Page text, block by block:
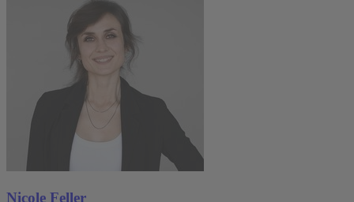
Nicole Feller